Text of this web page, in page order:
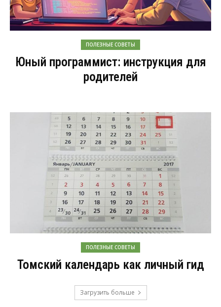
ПОЛЕЗНЫЕ СОВЕТЫ
Юный программист: инструкция для
родителей
ПОЛЕЗНЫЕ СОВЕТЫ
Томский календарь как личный гид
Загрузить больше